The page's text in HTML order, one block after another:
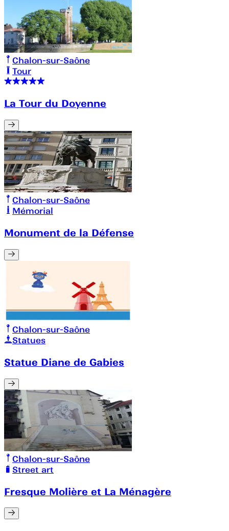
Chalon-sur-Saône
Tour
La Tour du Doyenne
Chalon-sur-Saône
Mémorial
Monument de la Défense
Chalon-sur-Saône
Statues
Statue Diane de Gabies
Chalon-sur-Saône
Street art
Fresque Molière et La Ménagère